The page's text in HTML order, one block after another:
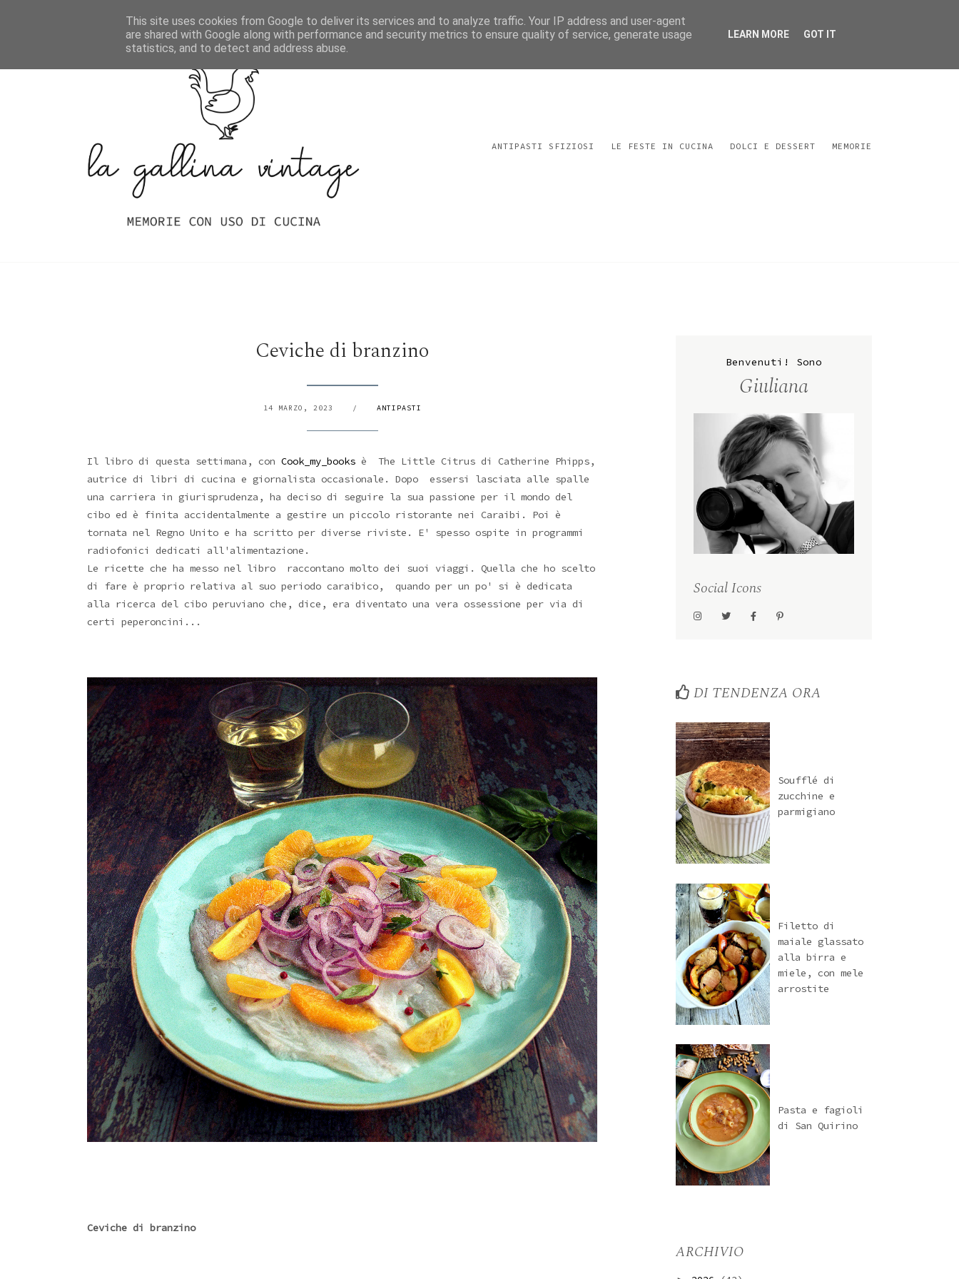
Indice Delle Ricette
ANTIPASTI SFIZIOSI LE FESTE IN CUCINA DOLCI E DESSERT MEMORIE
Ceviche di branzino
14 MARZO, 2023 / ANTIPASTI
Il libro di questa settimana, con Cook_my_books è The Little Citrus di Catherine Phipps,
autrice di libri di cucina e giornalista occasionale. Dopo essersi lasciata alle spalle
una carriera in giurisprudenza, ha deciso di seguire la sua passione per il mondo del
cibo ed è finita accidentalmente a gestire un piccolo ristorante nei Caraibi. Poi è
tornata nel Regno Unito e ha scritto per diverse riviste. E' spesso ospite in programmi
radiofonici dedicati all'alimentazione.
Le ricette che ha messo nel libro raccontano molto dei suoi viaggi. Quella che ho scelto
di fare è proprio relativa al suo periodo caraibico, quando per un po' si è dedicata
alla ricerca del cibo peruviano che, dice, era diventato una vera ossessione per via di
certi peperoncini...
Ceviche di branzino
Benvenuti! Sono
Giuliana
Social Icons
DI TENDENZA ORA
Soufflé di
zucchine e
parmigiano
Filetto di
maiale glassato
alla birra e
miele, con mele
arrostite
Pasta e fagioli
di San Quirino
ARCHIVIO
This site uses cookies from Google to deliver its services and to analyze traffic. Your IP address and user-agent
are shared with Google along with performance and security metrics to ensure quality of service, generate usage
statistics, and to detect and address abuse.
LEARN MORE GOT IT